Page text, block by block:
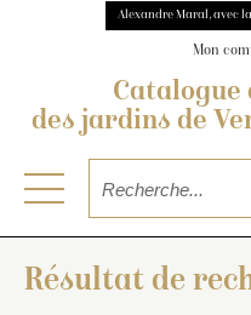
Alexandre Maral, avec
Mon
Catalogue
des jardins de
Résultat de